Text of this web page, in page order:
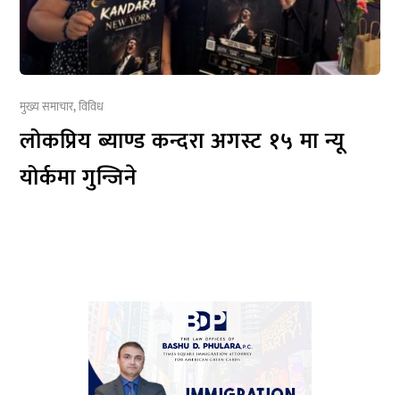
मुख्य समाचार,विविध
लोकप्रिय ब्याण्ड कन्दरा अगस्ट १५ मा न्यू
योर्कमा गुन्जिने